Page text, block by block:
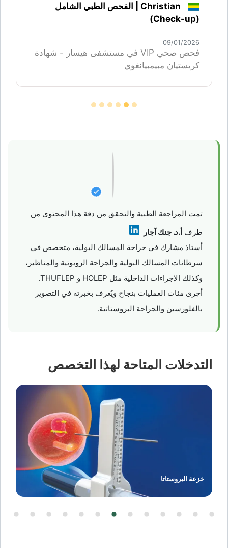
Christian | الفحص الطبي الشامل
(Check-up)
09/01/2026
فحص صحي VIP في مستشفى هيسار - شهادة
كريستيان مبيمبيانغوي
تمت المراجعة الطبية والتحقق من دقة هذا المحتوى من
طرف أ.د. جنك آجار
أستاذ مشارك في جراحة المسالك البولية، متخصص في
سرطانات المسالك البولية والجراحة الروبوتية والمناظير،
وكذلك الإجراءات الداخلية مثل HOLEP و THUFLEP.
أجرى مئات العمليات بنجاح ويُعرف بخبرته في التصوير
بالفلورسين والجراحة البروستاتية.
التدخلات المتاحة لهذا التخصص
خزعة البروستاتا